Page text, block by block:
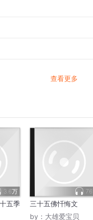
查看更多
3.6万
五季
三十五佛忏悔文
by： 大雄爱宝贝